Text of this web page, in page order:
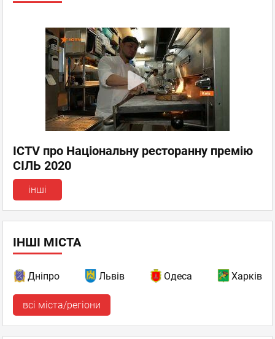
ICTV про Національну ресторанну премію
СІЛЬ 2020
інші
ІНШІ МІСТА
Дніпро Львів Одеса Харків
всі міста/регіони